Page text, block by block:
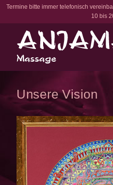
Termine bitte immer telefonisch
10 bis
Unsere Vision